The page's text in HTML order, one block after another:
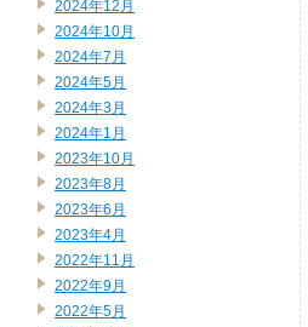
2024年12月
2024年10月
2024年7月
2024年5月
2024年3月
2024年1月
2023年10月
2023年8月
2023年6月
2023年4月
2022年11月
2022年9月
2022年5月